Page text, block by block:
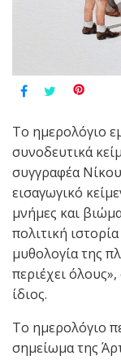
Το ημερολόγιο
συνοδευτικά
συγγραφέα
εισαγωγικό
μνήμες και
πολιτική
μυθολογία της
περιέχει
ίδιος.
Το ημερολόγιο
σημείωμα της